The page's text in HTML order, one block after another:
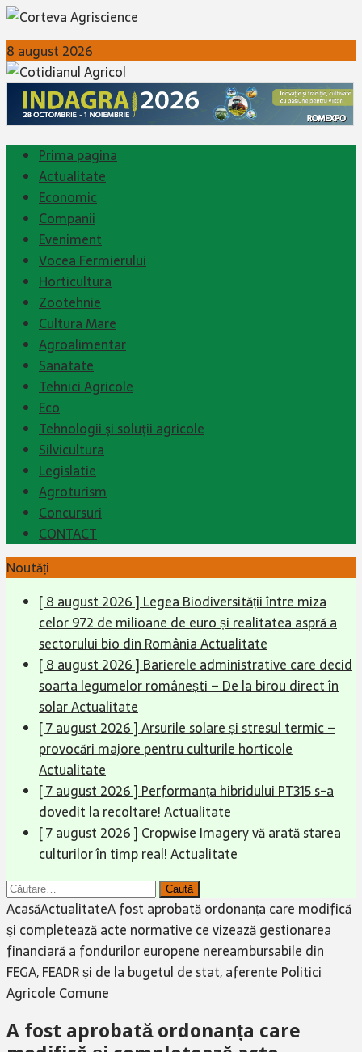
8 august 2026
Prima pagina
Actualitate
Economic
Companii
Eveniment
Vocea Fermierului
Horticultura
Zootehnie
Cultura Mare
Agroalimentar
Sanatate
Tehnici Agricole
Eco
Tehnologii şi soluţii agricole
Silvicultura
Legislatie
Agroturism
Concursuri
CONTACT
Noutăți
[ 8 august 2026 ] Legea Biodiversității între miza
celor 972 de milioane de euro și realitatea aspră a
sectorului bio din RomâniaActualitate
[ 8 august 2026 ] Barierele administrative care decid
soarta legumelor românești – De la birou direct în
solarActualitate
[ 7 august 2026 ]Arsurile solare și stresul termic –
provocări majore pentru culturile horticole
Actualitate
[ 7 august 2026 ] Performanța hibridului PT315 s-a
dovedit la recoltare!Actualitate
[ 7 august 2026 ] Cropwise Imagery vă arată starea
culturilor în timp real!Actualitate
Caută
după:
AcasăActualitateA fost aprobată ordonanța care modifică
și completează acte normative ce vizează gestionarea
financiară a fondurilor europene nereambursabile din
FEGA, FEADR și de la bugetul de stat, aferente Politici
Agricole Comune
A fost aprobată ordonanța care